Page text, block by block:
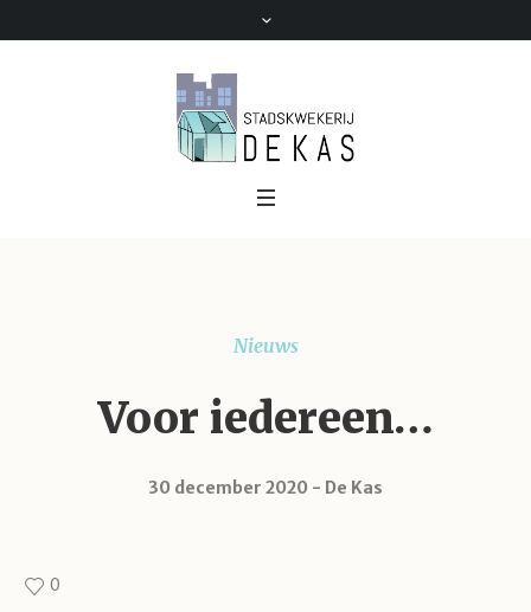
Nieuws
Voor iedereen…
30 december 2020 De Kas
0